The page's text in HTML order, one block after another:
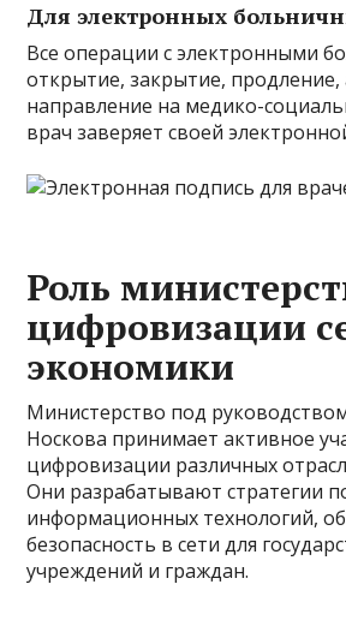
Для электронных
Все операции с электронными
открытие, закрытие, продление,
направление на медико-
врач заверяет своей
Роль
цифровизации
экономики
Министерство под
Носкова принимает активное
цифровизации различных
Они разрабатывают стратегии
информационных технологий,
безопасность в сети для
учреждений и граждан.